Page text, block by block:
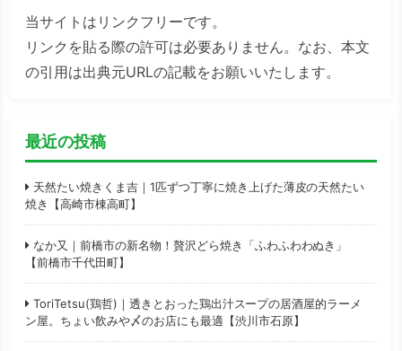
当サイトはリンクフリーです。
リンクを貼る際の許可は必要ありません。なお、本文
の引用は出典元URLの記載をお願いいたします。
最近の投稿
天然たい焼きくま吉｜1匹ずつ丁寧に焼き上げた薄皮の天然たい
焼き【高崎市棟高町】
なか又｜前橋市の新名物！贅沢どら焼き「ふわふわわぬき」
【前橋市千代田町】
ToriTetsu(鶏哲)｜透きとおった鶏出汁スープの居酒屋的ラーメ
ン屋。ちょい飲みや〆のお店にも最適【渋川市石原】